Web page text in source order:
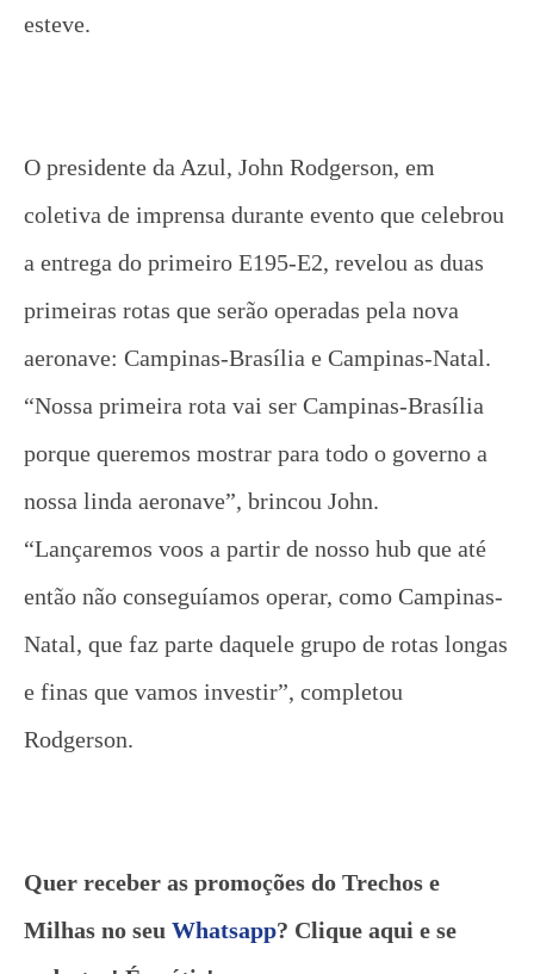
esteve.
O presidente da Azul, John Rodgerson, em
coletiva de imprensa durante evento que celebrou
a entrega do primeiro E195-E2, revelou as duas
primeiras rotas que serão operadas pela nova
aeronave: Campinas-Brasília e Campinas-Natal.
“Nossa primeira rota vai ser Campinas-Brasília
porque queremos mostrar para todo o governo a
nossa linda aeronave”, brincou John.
“Lançaremos voos a partir de nosso hub que até
então não conseguíamos operar, como Campinas-
Natal, que faz parte daquele grupo de rotas longas
e finas que vamos investir”, completou
Rodgerson.
Quer receber as promoções do Trechos e
Milhas no seu Whatsapp? Clique aqui e se